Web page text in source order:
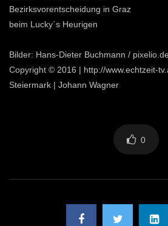
Bezirksvorentscheidung in Graz
beim Lucky´s Heurigen
Bilder: Hans-Dieter Buchmann /
Copyright © 2016 | http://www.echtzeit-
Steiermark | Johann Wagner
0